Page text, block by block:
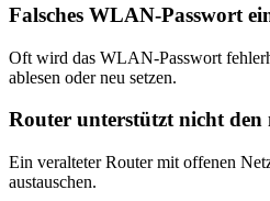
Falsches WLAN-Passwort
Oft wird das WLAN-Passwort
ablesen oder neu setzen.
Router unterstützt nicht den
Ein veralteter Router mit offenen
austauschen.